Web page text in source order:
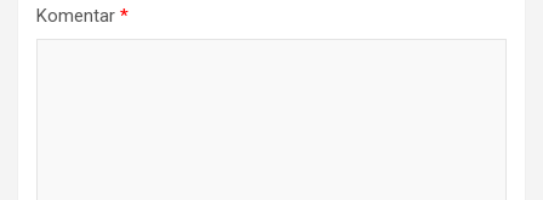
Komentar *